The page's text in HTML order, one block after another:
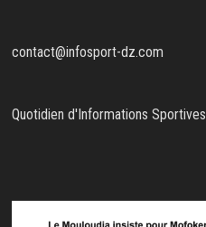
contact@infosport-dz.com
Quotidien d'Informations Sportives